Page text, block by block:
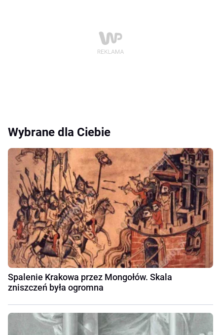
Wybrane dla Ciebie
Spalenie Krakowa przez Mongołów. Skala
zniszczeń była ogromna